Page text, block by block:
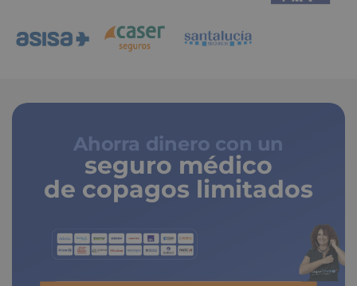
Ahorra dinero con un
seguro médico
de copagos limitados